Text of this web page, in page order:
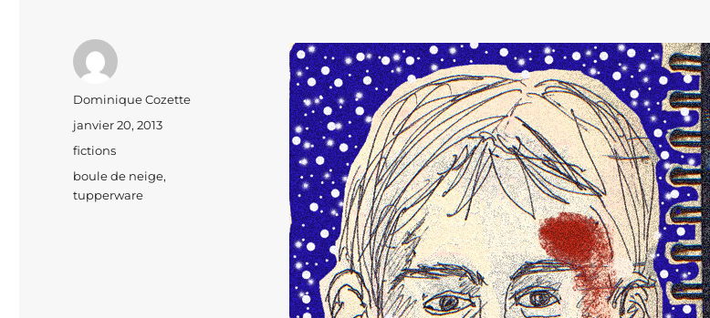
Auteur
Dominique Cozette
Publié
le
janvier 20, 2013
Catégories
fictions
Étiquettes
boule de neige,
tupperware